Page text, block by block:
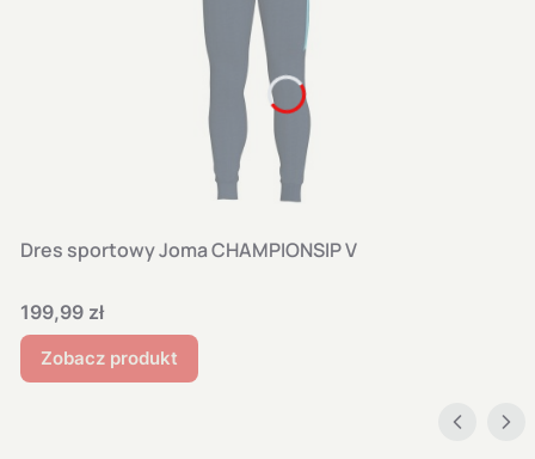
Dres sportowy Joma CHAMPIONSIP V
Cena
199,99 zł
Zobacz produkt